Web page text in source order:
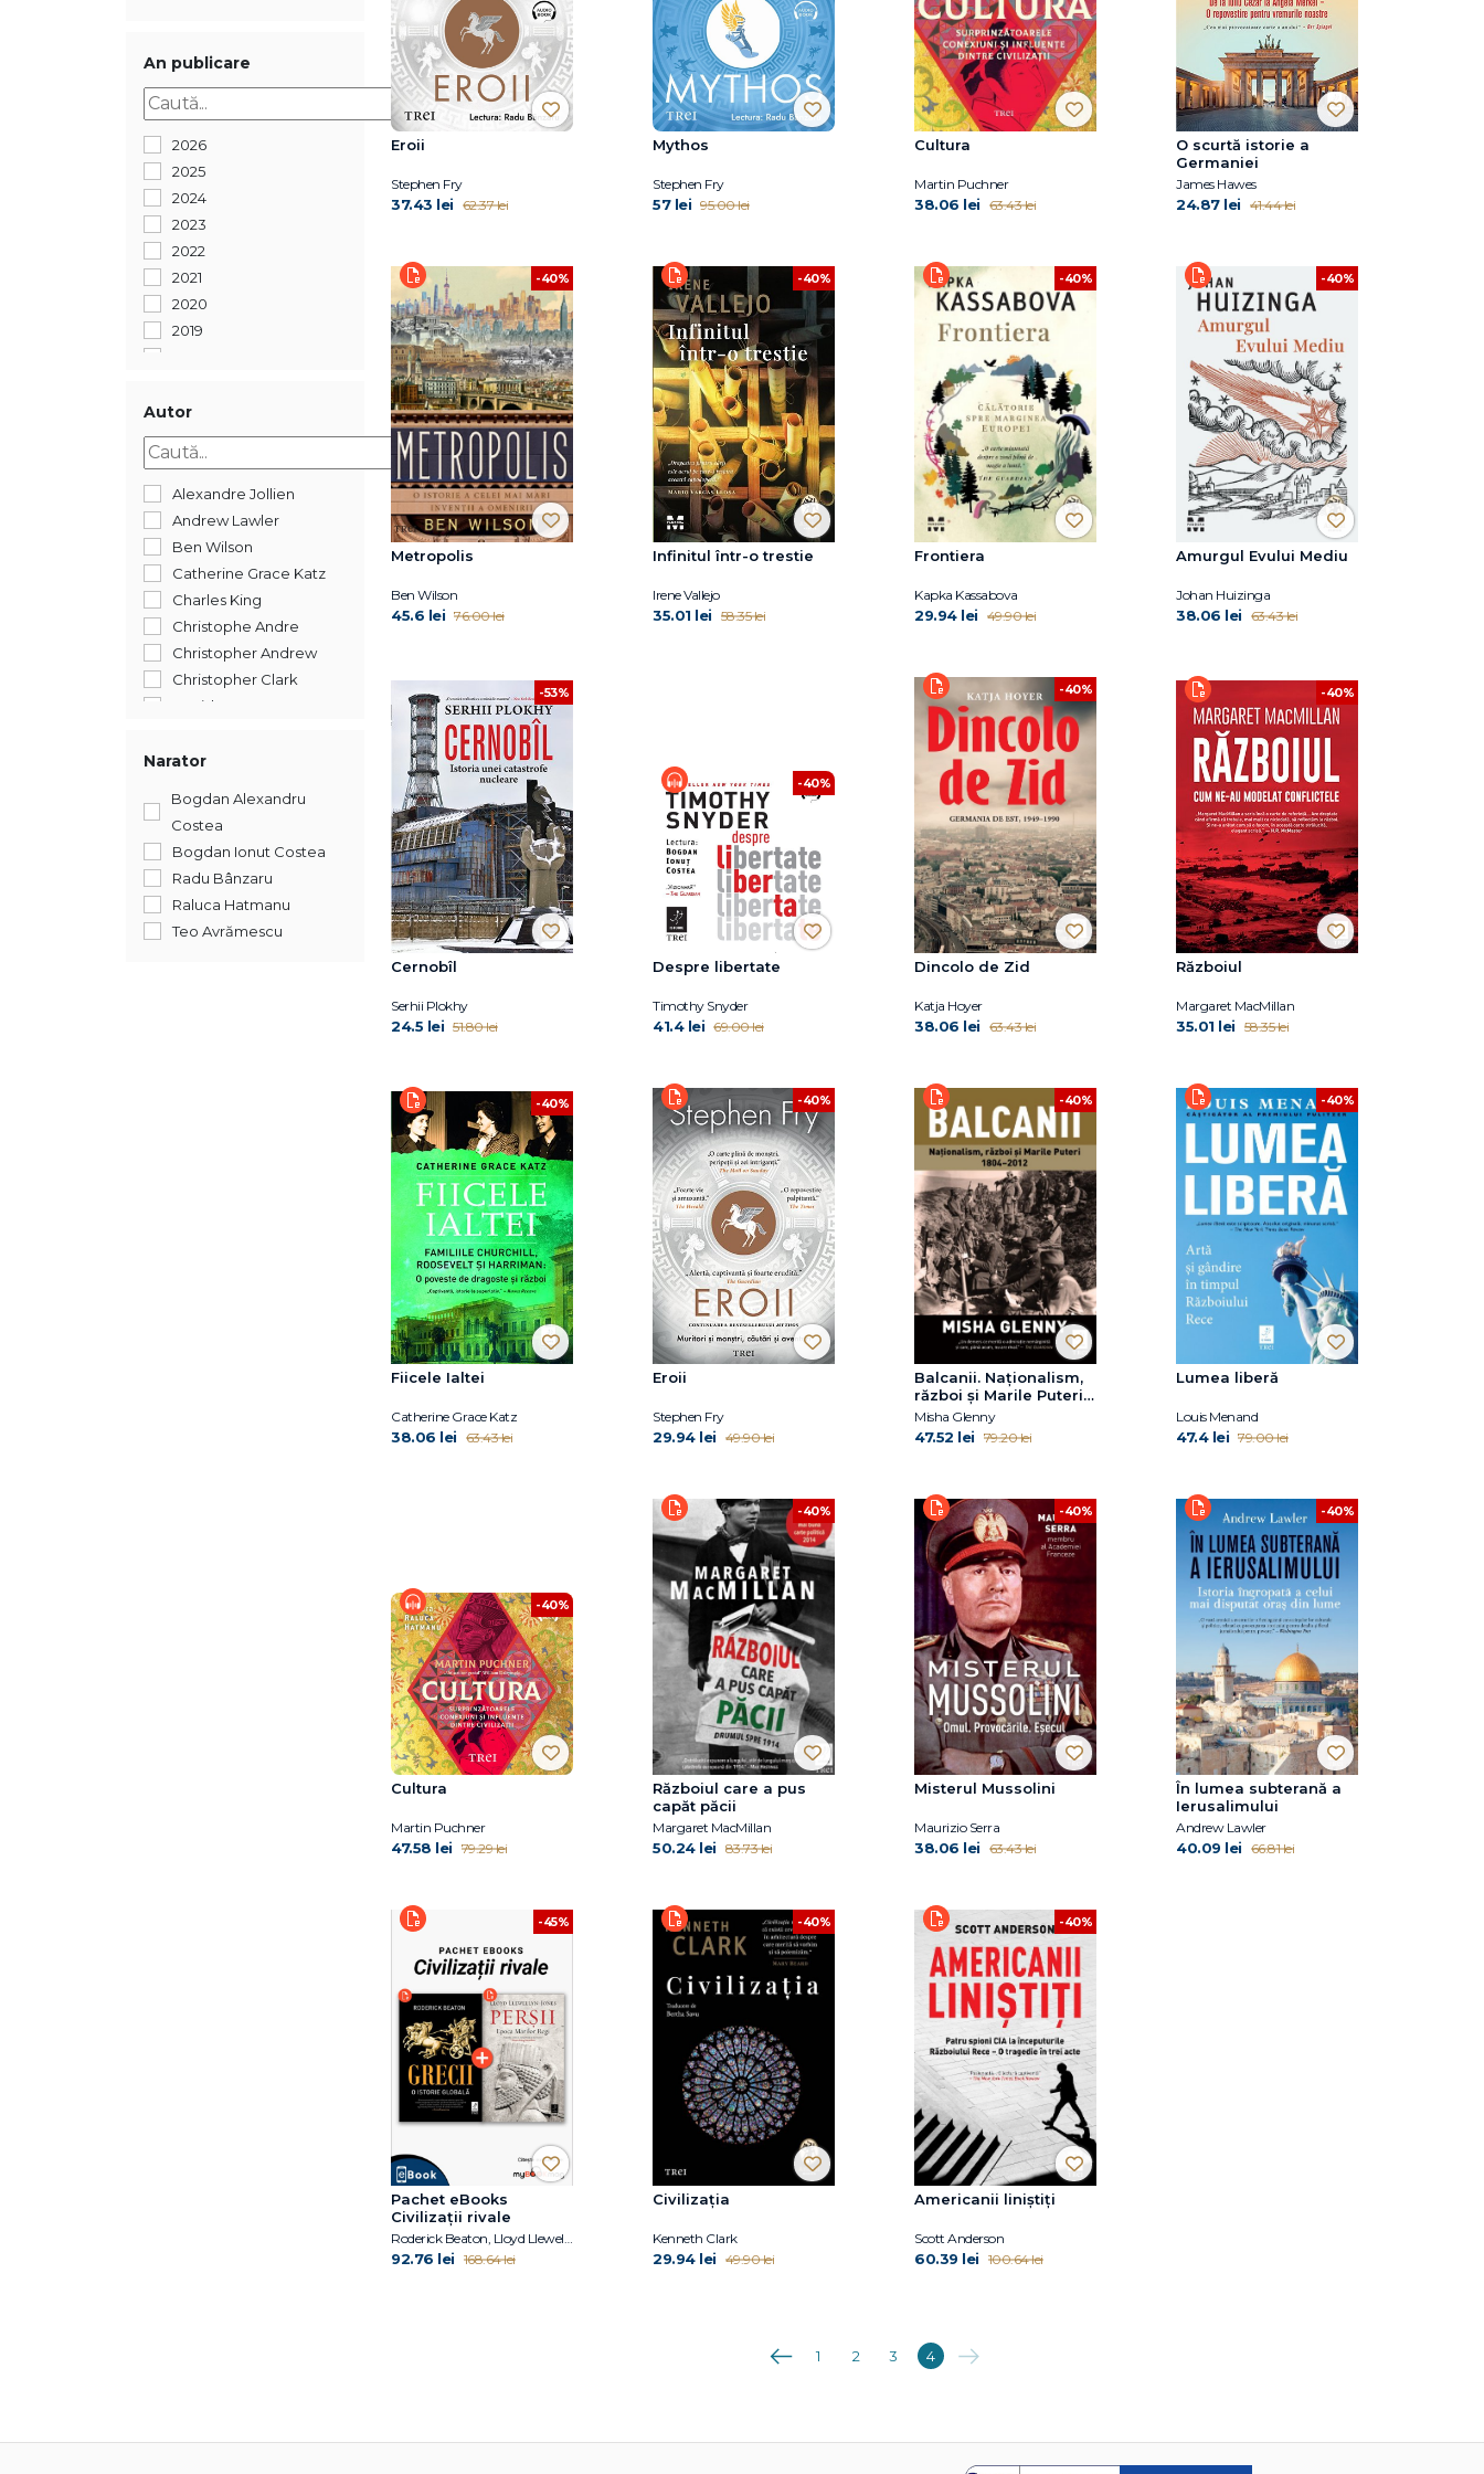
An publicare
2026
2025
2024
2023
2022
2021
2020
2019
2016
2015
2012
Autor
Alexandre Jollien
Andrew Lawler
Ben Wilson
Catherine Grace Katz
Charles King
Christophe Andre
Christopher Andrew
Christopher Clark
David Rooney
James Hawes
Jill Lepore
John Freely
Narator
Bogdan Alexandru
Costea
Bogdan Ionut Costea
Radu Bânzaru
Raluca Hatmanu
Teo Avrămescu
Eroii
Stephen Fry
37.43 lei 62.37 lei
Mythos
Stephen Fry
57 lei 95.00 lei
Cultura
Martin Puchner
38.06 lei 63.43 lei
O scurtă istorie a
Germaniei
James Hawes
24.87 lei 41.44 lei
-40%
Metropolis
Ben Wilson
45.6 lei 76.00 lei
-40%
Infinitul într-o trestie
Irene Vallejo
35.01 lei 58.35 lei
-40%
Frontiera
Kapka Kassabova
29.94 lei 49.90 lei
-40%
Amurgul Evului Mediu
Johan Huizinga
38.06 lei 63.43 lei
-53%
Cernobîl
Serhii Plokhy
24.5 lei 51.80 lei
-40%
Despre libertate
Timothy Snyder
41.4 lei 69.00 lei
-40%
Dincolo de Zid
Katja Hoyer
38.06 lei 63.43 lei
-40%
Războiul
Margaret MacMillan
35.01 lei 58.35 lei
-40%
Fiicele Ialtei
Catherine Grace Katz
38.06 lei 63.43 lei
-40%
Eroii
Stephen Fry
29.94 lei 49.90 lei
-40%
Balcanii. Naționalism,
război și Marile Puteri
1804–2012
Misha Glenny
47.52 lei 79.20 lei
-40%
Lumea liberă
Louis Menand
47.4 lei 79.00 lei
-40%
Cultura
Martin Puchner
47.58 lei 79.29 lei
-40%
Războiul care a pus
capăt păcii
Margaret MacMillan
50.24 lei 83.73 lei
-40%
Misterul Mussolini
Maurizio Serra
38.06 lei 63.43 lei
-40%
În lumea subterană a
Ierusalimului
Andrew Lawler
40.09 lei 66.81 lei
-45%
Pachet eBooks
Civilizații rivale
Roderick Beaton, Lloyd Llewellyn-Jones
92.76 lei 168.64 lei
-40%
Civilizația
Kenneth Clark
29.94 lei 49.90 lei
-40%
Americanii liniștiți
Scott Anderson
60.39 lei 100.64 lei
Anterioara
1 2 3 4 Următoarea